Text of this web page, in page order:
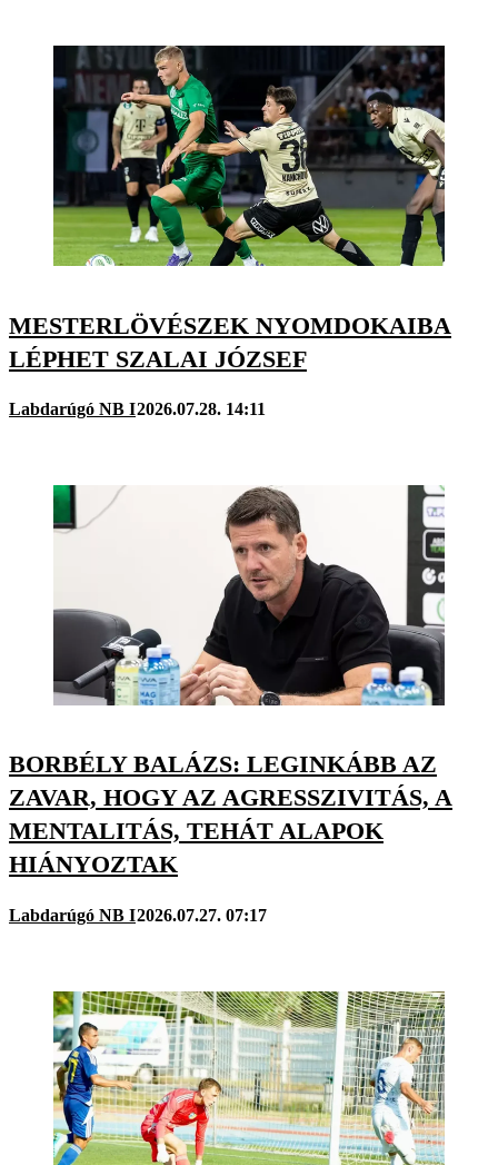
MESTERLÖVÉSZEK NYOMDOKAIBA
LÉPHET SZALAI JÓZSEF
Labdarúgó NB I2026.07.28. 14:11
BORBÉLY BALÁZS: LEGINKÁBB AZ
ZAVAR, HOGY AZ AGRESSZIVITÁS, A
MENTALITÁS, TEHÁT ALAPOK
HIÁNYOZTAK
Labdarúgó NB I2026.07.27. 07:17